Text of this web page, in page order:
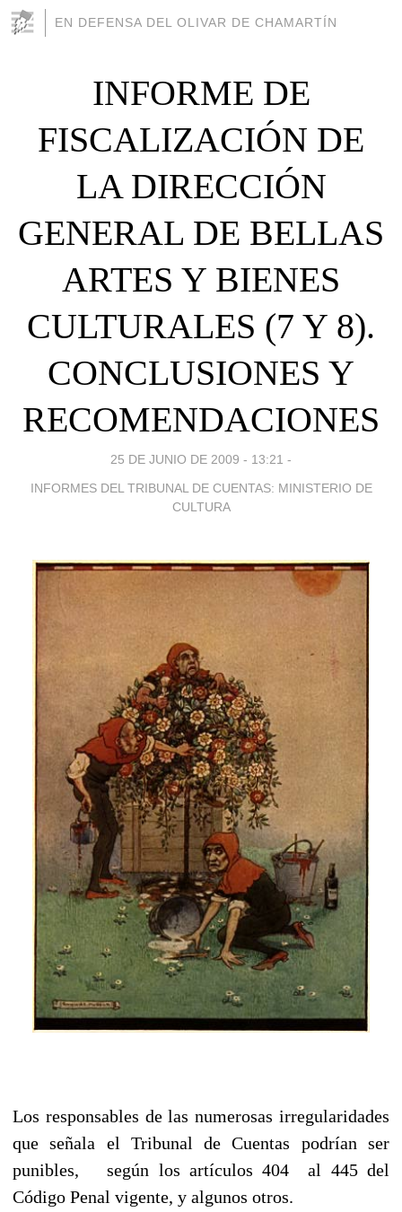
EN DEFENSA DEL OLIVAR DE CHAMARTÍN
INFORME DE
FISCALIZACIÓN DE
LA DIRECCIÓN
GENERAL DE BELLAS
ARTES Y BIENES
CULTURALES (7 Y 8).
CONCLUSIONES Y
RECOMENDACIONES
25 DE JUNIO DE 2009 - 13:21 -
INFORMES DEL TRIBUNAL DE CUENTAS: MINISTERIO DE
CULTURA
Los responsables de las numerosas irregularidades
que señala el Tribunal de Cuentas podrían ser
punibles, según los artículos 404 al 445 del
Código Penal vigente, y algunos otros.